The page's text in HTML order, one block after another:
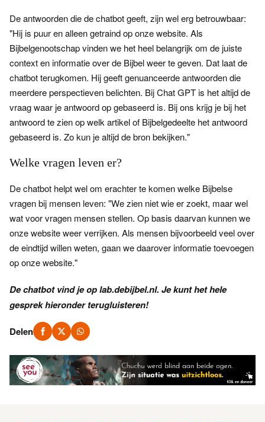
De antwoorden die de chatbot geeft, zijn wel erg betrouwbaar:
"Hij is puur en alleen getraind op onze website. Als
Bijbelgenootschap vinden we het heel belangrijk om de juiste
context en informatie over de Bijbel weer te geven. Dat laat de
chatbot terugkomen. Hij geeft genuanceerde antwoorden die
meerdere perspectieven belichten. Bij Chat GPT is het altijd de
vraag waar je antwoord op gebaseerd is. Bij ons krijg je bij het
antwoord te zien op welk artikel of Bijbelgedeelte het antwoord
gebaseerd is. Zo kun je altijd de bron bekijken."
Welke vragen leven er?
De chatbot helpt wel om erachter te komen welke Bijbelse
vragen bij mensen leven: "We zien niet wie er zoekt, maar wel
wat voor vragen mensen stellen. Op basis daarvan kunnen we
onze website weer verrijken. Als mensen bijvoorbeeld veel over
de eindtijd willen weten, gaan we daarover informatie toevoegen
op onze website."
De chatbot vind je op lab.debijbel.nl. Je kunt het hele
gesprek hieronder terugluisteren!
Delen